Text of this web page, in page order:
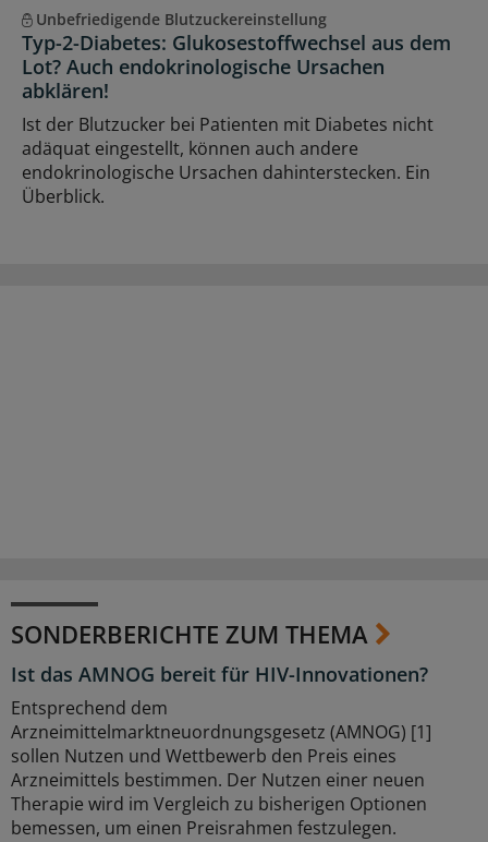
Unbefriedigende Blutzuckereinstellung
Typ-2-Diabetes: Glukosestoffwechsel aus dem
Lot? Auch endokrinologische Ursachen
abklären!
Ist der Blutzucker bei Patienten mit Diabetes nicht
adäquat eingestellt, können auch andere
endokrinologische Ursachen dahinterstecken. Ein
Überblick.
SONDERBERICHTE ZUM THEMA
Ist das AMNOG bereit für HIV-Innovationen?
Entsprechend dem
Arzneimittelmarktneuordnungsgesetz (AMNOG) [1]
sollen Nutzen und Wettbewerb den Preis eines
Arzneimittels bestimmen. Der Nutzen einer neuen
Therapie wird im Vergleich zu bisherigen Optionen
bemessen, um einen Preisrahmen festzulegen.